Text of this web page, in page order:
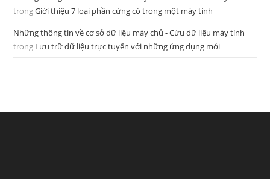
trongGiới thiệu 7 loại phần cứng có trong một máy tính
Những thông tin về cơ sở dữ liệu máy chủ - Cứu dữ liệu máy tính
trong Lưu trữ dữ liệu trực tuyến với những ứng dụng mới